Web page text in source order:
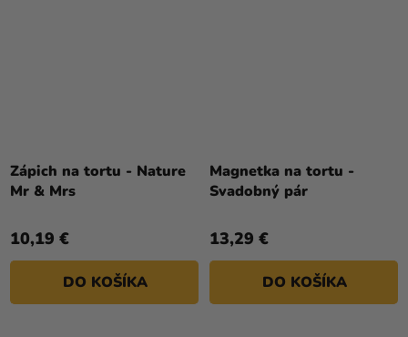
Zápich na tortu - Nature
Mr & Mrs
10,19 €
DO KOŠÍKA
Magnetka na tortu -
Svadobný pár
13,29 €
DO KOŠÍKA